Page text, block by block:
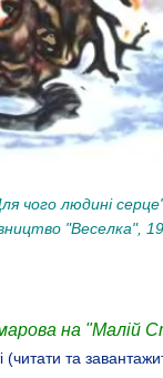
чого людині
"Веселка",
на "Малій
(читати та